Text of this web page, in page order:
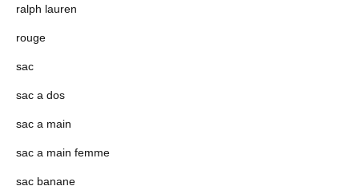
ralph lauren
rouge
sac
sac a dos
sac a main
sac a main femme
sac banane